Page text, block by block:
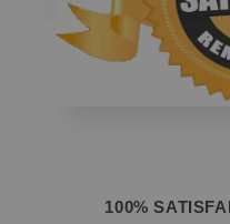
100%